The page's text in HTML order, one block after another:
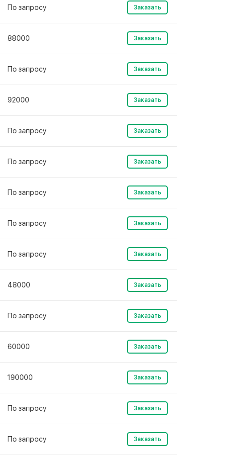
По запросу Заказать
88000 Заказать
По запросу Заказать
92000 Заказать
По запросу Заказать
По запросу Заказать
По запросу Заказать
По запросу Заказать
По запросу Заказать
48000 Заказать
По запросу Заказать
60000 Заказать
190000 Заказать
По запросу Заказать
По запросу Заказать